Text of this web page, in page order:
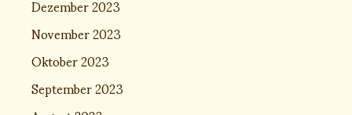
November 2023
Oktober 2023
September 2023